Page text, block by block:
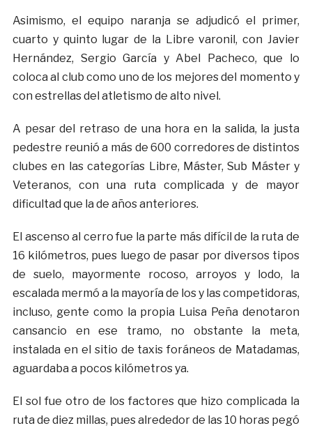
Asimismo, el equipo naranja se adjudicó el primer,
cuarto y quinto lugar de la Libre varonil, con Javier
Hernández, Sergio García y Abel Pacheco, que lo
coloca al club como uno de los mejores del momento y
con estrellas del atletismo de alto nivel.
A pesar del retraso de una hora en la salida, la justa
pedestre reunió a más de 600 corredores de distintos
clubes en las categorías Libre, Máster, Sub Máster y
Veteranos, con una ruta complicada y de mayor
dificultad que la de años anteriores.
El ascenso al cerro fue la parte más difícil de la ruta de
16 kilómetros, pues luego de pasar por diversos tipos
de suelo, mayormente rocoso, arroyos y lodo, la
escalada mermó a la mayoría de los y las competidoras,
incluso, gente como la propia Luisa Peña denotaron
cansancio en ese tramo, no obstante la meta,
instalada en el sitio de taxis foráneos de Matadamas,
aguardaba a pocos kilómetros ya.
El sol fue otro de los factores que hizo complicada la
ruta de diez millas, pues alrededor de las 10 horas pegó